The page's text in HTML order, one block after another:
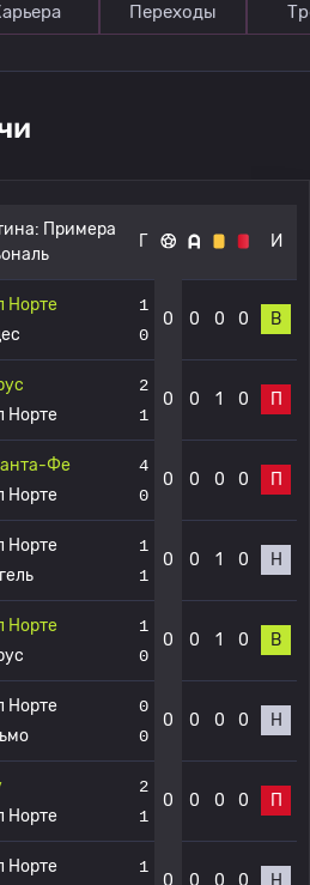
Переходы
Примера
Г И
Норте
1
0
0 0 0 0 В
Норте
2
1
0 0 1 0 П
Фе
Норте
4
0
0 0 0 0 П
Норте
1
1
0 0 1 0 Н
Норте
1
0
0 0 1 0 В
Норте
0
0
0 0 0 0 Н
Норте
2
1
0 0 0 0 П
Норте
1
0 0 0 0 Н